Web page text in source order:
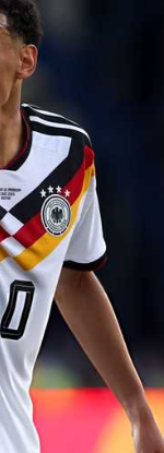
الدوري
دوري
دوري
كل البطولات